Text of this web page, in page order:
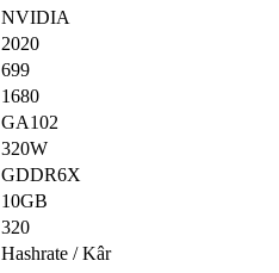
NVIDIA
2020
699
1680
GA102
320W
GDDR6X
10GB
320
Hashrate / Kâr